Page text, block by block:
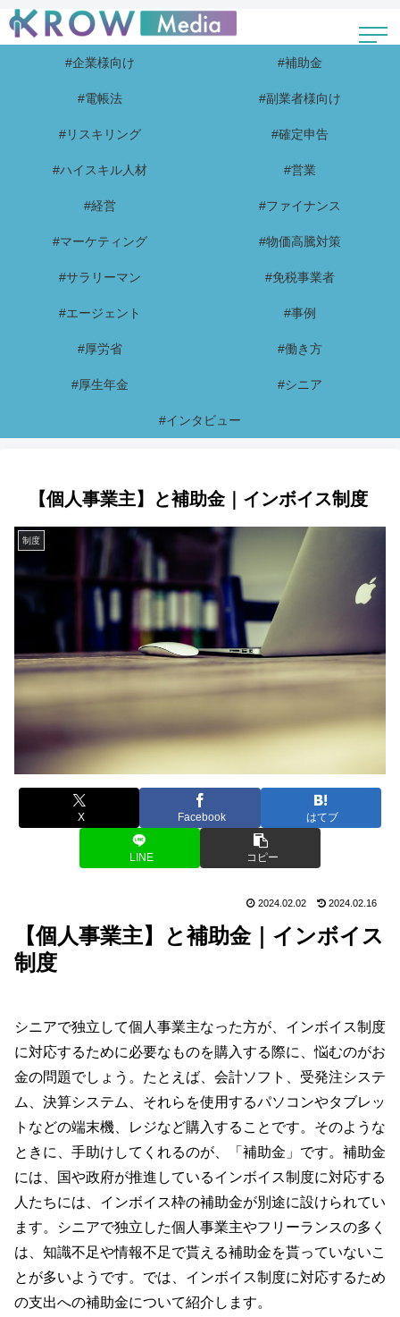
#企業様向け #補助金
#電帳法 #副業者様向け
#リスキリング #確定申告
#ハイスキル人材 #営業
#経営 #ファイナンス
#マーケティング #物価高騰対策
#サラリーマン #免税事業者
#エージェント #事例
#厚労省 #働き方
#厚生年金 #シニア
#インタビュー
【個人事業主】と補助金｜インボイス制度
制度
X Facebook はてブ
LINE コピー
2024.02.02 2024.02.16
【個人事業主】と補助金｜インボイス
制度
シニアで独立して個人事業主なった方が、インボイス制度
に対応するために必要なものを購入する際に、悩むのがお
金の問題でしょう。たとえば、会計ソフト、受発注システ
ム、決算システム、それらを使用するパソコンやタブレッ
トなどの端末機、レジなど購入することです。そのような
ときに、手助けしてくれるのが、「補助金」です。補助金
には、国や政府が推進しているインボイス制度に対応する
人たちには、インボイス枠の補助金が別途に設けられてい
ます。シニアで独立した個人事業主やフリーランスの多く
は、知識不足や情報不足で貰える補助金を貰っていないこ
とが多いようです。では、インボイス制度に対応するため
の支出への補助金について紹介します。